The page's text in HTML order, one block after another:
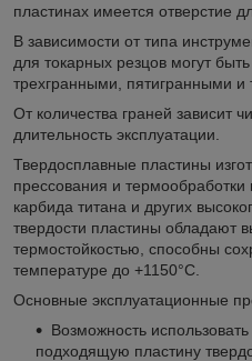
пластинах имеется отверстие
В зависимости от типа
для токарных резцов могут
трехгранными, пятигранными и
От количества граней зависит
длительность эксплуатации.
Твердосплавные пластины
прессования и
карбида титана и других
твердости пластины обладают
термостойкостью, способны
температуре до +1150°С.
Основные эксплуатационные
Возможность
подходящую пластину